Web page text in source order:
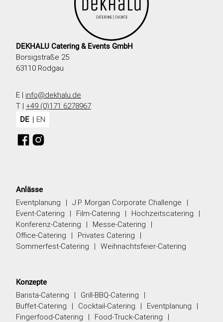
DEKHALU Catering & Events GmbH
Borsigstraße 25
63110 Rodgau
E | info@dekhalu.de
T | +49 (0)171 6278967
DE
EN
Anlässe
Eventplanung
J.P. Morgan Corporate Challenge
Event-Catering
Film-Catering
Hochzeitscatering
Konferenz-Catering
Messe-Catering
Office-Catering
Privates Catering
Sommerfest-Catering
Weihnachtsfeier-Catering
Konzepte
Barista-Catering
Grill-BBQ-Catering
Buffet-Catering
Cocktail-Catering
Eventplanung
Fingerfood-Catering
Food-Truck-Catering